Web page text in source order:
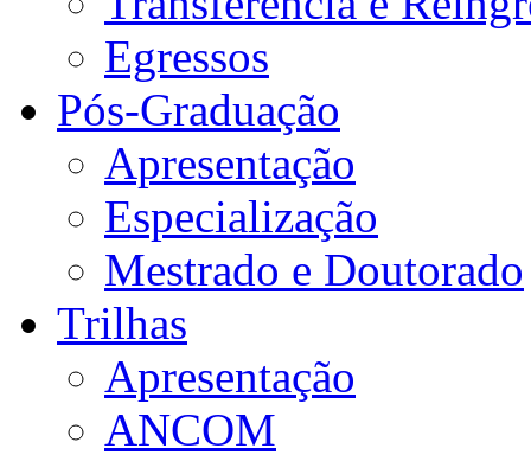
Egressos
Pós-Graduação
Apresentação
Especialização
Mestrado e Doutorado
Trilhas
Apresentação
ANCOM